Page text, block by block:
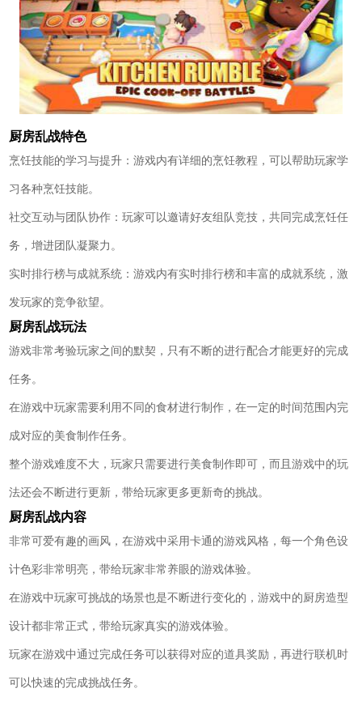
厨房乱战特色
烹饪技能的学习与提升：游戏内有详细的烹饪教程，可以帮助玩家学
习各种烹饪技能。
社交互动与团队协作：玩家可以邀请好友组队竞技，共同完成烹饪任
务，增进团队凝聚力。
实时排行榜与成就系统：游戏内有实时排行榜和丰富的成就系统，激
发玩家的竞争欲望。
厨房乱战玩法
游戏非常考验玩家之间的默契，只有不断的进行配合才能更好的完成
任务。
在游戏中玩家需要利用不同的食材进行制作，在一定的时间范围内完
成对应的美食制作任务。
整个游戏难度不大，玩家只需要进行美食制作即可，而且游戏中的玩
法还会不断进行更新，带给玩家更多更新奇的挑战。
厨房乱战内容
非常可爱有趣的画风，在游戏中采用卡通的游戏风格，每一个角色设
计色彩非常明亮，带给玩家非常养眼的游戏体验。
在游戏中玩家可挑战的场景也是不断进行变化的，游戏中的厨房造型
设计都非常正式，带给玩家真实的游戏体验。
玩家在游戏中通过完成任务可以获得对应的道具奖励，再进行联机时
可以快速的完成挑战任务。